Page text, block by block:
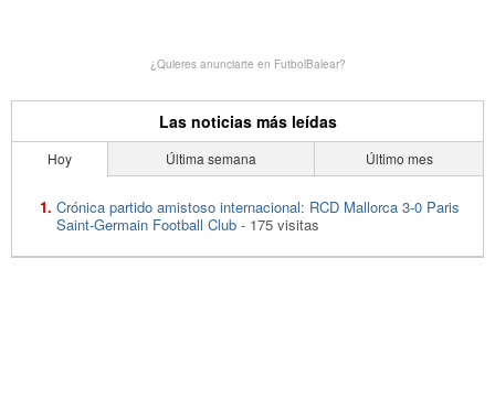
¿Quieres anunciarte en FutbolBalear?
Las noticias más leídas
Hoy Última semana Último mes
Crónica partido amistoso internacional: RCD Mallorca 3-0 Paris
Saint-Germain Football Club - 175 visitas